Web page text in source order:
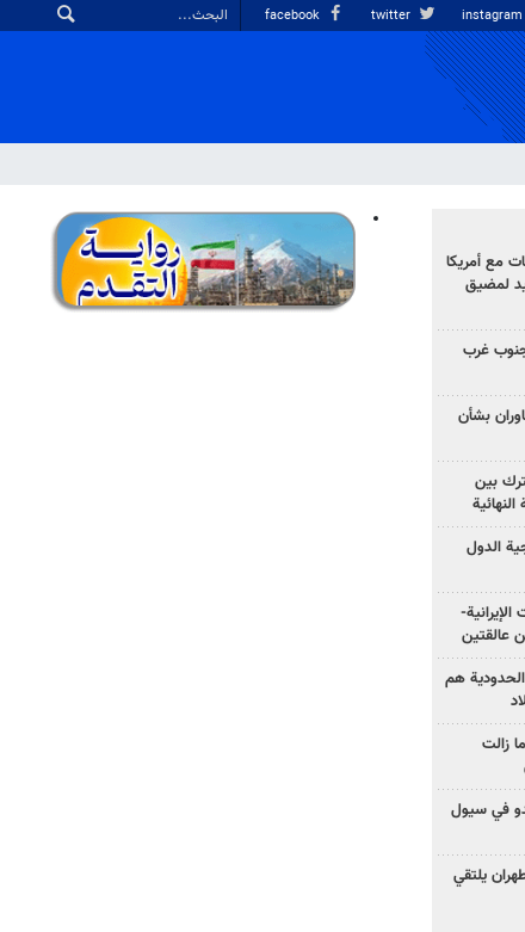
مع أمريكا
لمضيق
غرب
بشأن
بين
الدول
عالقتين
الحدودية هم
زالت
في سيول
يلتقي